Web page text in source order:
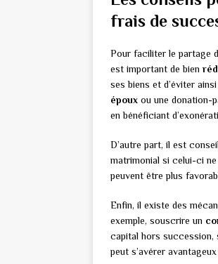
frais de
Pour faciliter le partage
est important de bien
ses biens et d’éviter
époux ou une donation-
en bénéficiant
D’autre part, il est
matrimonial si celui-ci
peuvent être plus
Enfin, il existe des
exemple, souscrire un
capital hors succession,
peut s’avérer